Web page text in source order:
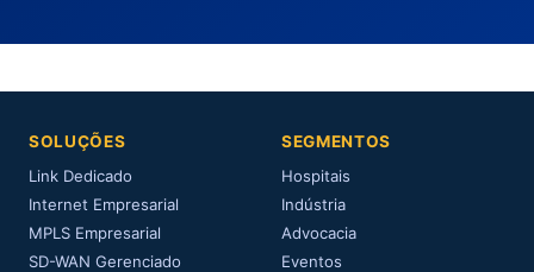
SOLUÇÕES
Link Dedicado
Internet Empresarial
MPLS Empresarial
SD-WAN Gerenciado
SEGMENTOS
Hospitais
Indústria
Advocacia
Eventos